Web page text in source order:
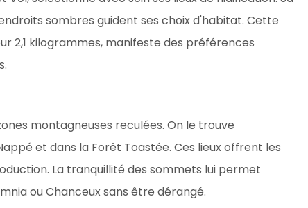
sombres guident ses choix d'habitat. Cette
2,1 kilogrammes, manifeste des préférences
montagneuses reculées. On le trouve
et dans la Forêt Toastée. Ces lieux offrent les
La tranquillité des sommets lui permet
ou Chanceux sans être dérangé.